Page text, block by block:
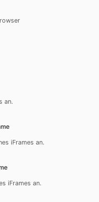
an.
iFrames an.
iFrames an.